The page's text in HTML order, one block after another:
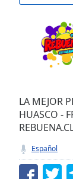
Seek to
currently
behind
Remaining
Time-
LA MEJOR
HUASCO -
Español